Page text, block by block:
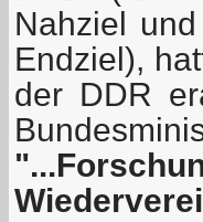
Nahziel
Endziel),
der DDR